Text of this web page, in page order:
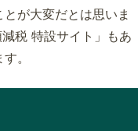
が大変だとは思いま
税 特設サイト」もあ
。